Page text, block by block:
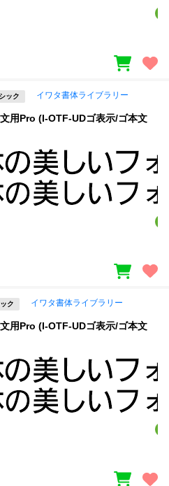
ック イワタ書体ライブラリー
用Pro (I-OTF-UDゴ表示/ゴ本文
ク イワタ書体ライブラリー
用Pro (I-OTF-UDゴ表示/ゴ本文